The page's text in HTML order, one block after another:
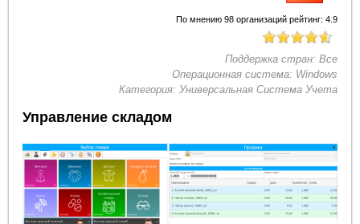
По мнению 98организаций рейтинг: 4.9
Поддержка стран: Все
Операционная система: Windows
Категория: Универсальная Система Учета
Управление складом